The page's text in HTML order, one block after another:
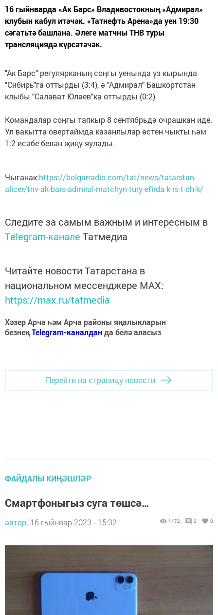
16 гыйнварда «Ак Барс» Владивостокның «Адмирал»
клубын кабул итәчәк. «Татнефть Арена»да уен 19:30
сәгатьтә башлана. Әлеге матчны ТНВ туры
трансляциядә күрсәтәчәк.
"Ак Барс" регулярканың соңгы уенында үз кырында
"Сибирь"га оттырды (3:4), ә "Адмирал" Башкортстан
клыбы "Салават Юлаев"ка оттырды (0:2)
Командалар соңгы тапкыр 8 сентябрьдә очрашкан иде.
Ул вакытта овертаймда казанлылар өстен чыкты һәм
1:2 исәбе белән җиңү яулады.
Чыганак:https://bolgarradio.com/tat/news/tatarstan-
alicer/tnv-ak-bars-admiral-matchyn-tury-efirda-k-rs-t-ch-k/
Следите за самым важным и интересным в
Telegram-канале Татмедиа
Читайте новости Татарстана в
национальном мессенджере MАХ:
https://max.ru/tatmedia
Хәзер Арча һәм Арча районы яңалыкларын
безнеңTelegram-каналданда белә аласыз
Перейти на страницу новости
ФАЙДАЛЫ КИҢӘШЛӘР
Смартфоныгыз суга төшсә…
автор, 16 гыйнвар 2023 - 15:32 1172 0 0